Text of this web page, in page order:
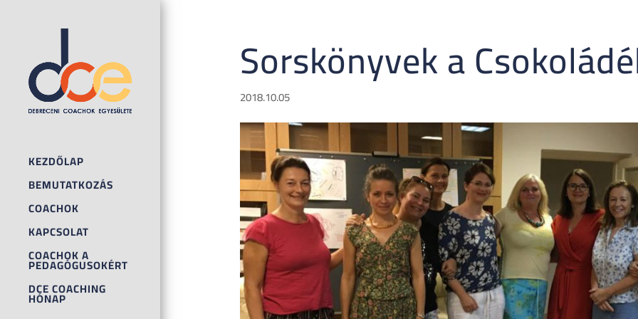
KEZDŐLAP
BEMUTATKOZÁS
COACHOK
KAPCSOLAT
COACHOK A
PEDAGÓGUSOKÉRT
DCE COACHING
HÓNAP
Sorskönyvek a
2018.10.05